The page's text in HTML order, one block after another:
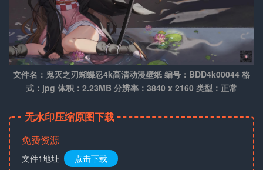
文件名：鬼灭之刃蝴蝶忍4k高清动漫壁纸 编号：BDD4k00044 格
式：jpg 体积：2.23MB 分辨率：3840 x 2160 类型：正常
无水印压缩原图下载
免费资源
文件1地址 点击下载